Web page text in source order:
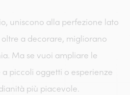
uniscono alla perfezione lato
a decorare, migliorano
Ma se vuoi ampliare le
piccoli oggetti o esperienze
più piacevole.